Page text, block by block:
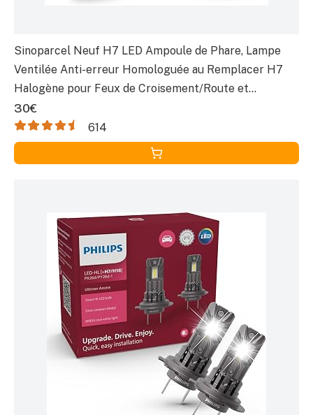
Sinoparcel Neuf H7 LED Ampoule de Phare, Lampe
Ventilée Anti-erreur Homologuée au Remplacer H7
Halogène pour Feux de Croisement/Route et
Antibrouillard Voiture, 12V 35W Blanche 6500K, Lot de
2
30€
614